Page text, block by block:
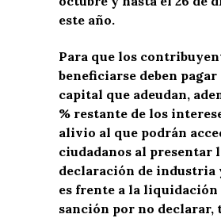
este año.
Para que los
beneficiarse deben
capital que adeudan,
% restante de los
alivio al que podrán
ciudadanos al presentar
declaración de industria
es frente a la liquidación
sanción por no declarar,